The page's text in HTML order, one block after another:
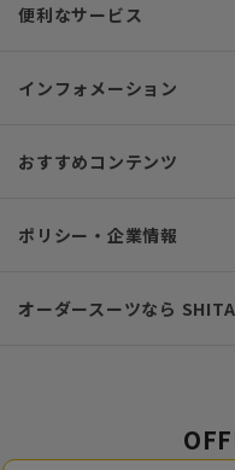
便利なサービス
インフォメーション
おすすめコンテンツ
ポリシー・企業情報
オーダースーツなら